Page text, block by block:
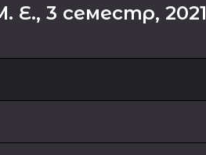
3 семестр, 2021